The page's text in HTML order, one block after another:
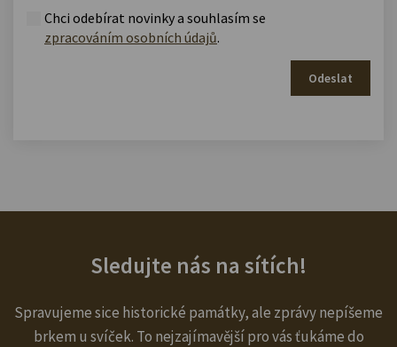
Chci odebírat novinky a souhlasím se
zpracováním osobních údajů.
Odeslat
Sledujte nás na sítích!
Spravujeme sice historické památky, ale zprávy nepíšeme
brkem u svíček. To nejzajímavější pro vás ťukáme do